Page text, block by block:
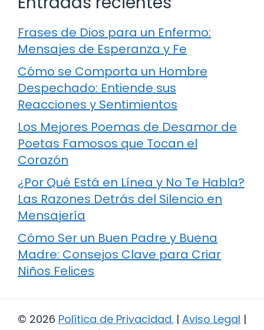
Frases de Dios para un Enfermo:
Mensajes de Esperanza y Fe
Cómo se Comporta un Hombre
Despechado: Entiende sus
Reacciones y Sentimientos
Los Mejores Poemas de Desamor de
Poetas Famosos que Tocan el
Corazón
¿Por Qué Está en Línea y No Te Habla?
Las Razones Detrás del Silencio en
Mensajería
Cómo Ser un Buen Padre y Buena
Madre: Consejos Clave para Criar
Niños Felices
© 2026 Política de Privacidad. | Aviso Legal |